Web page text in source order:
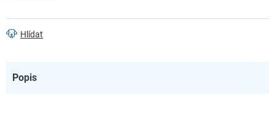
Hlídat
Popis